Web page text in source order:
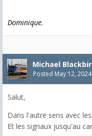
Dominique.
Michael
Posted May 12, 2024
Salut,
Dans l'autre sens avec
Et les signaux jusqu'au